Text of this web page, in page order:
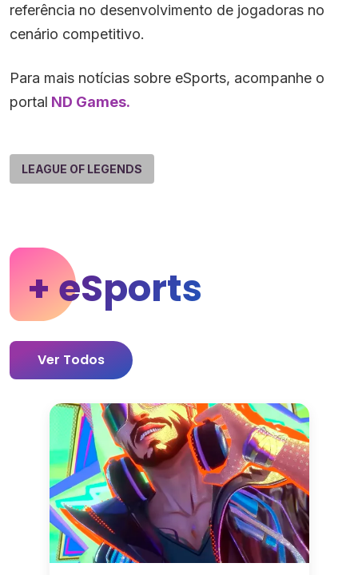
referência no desenvolvimento de jogadoras no
cenário competitivo.
Para mais notícias sobre eSports, acompanhe o
portal ND Games.
LEAGUE OF LEGENDS
+ eSports
Ver Todos